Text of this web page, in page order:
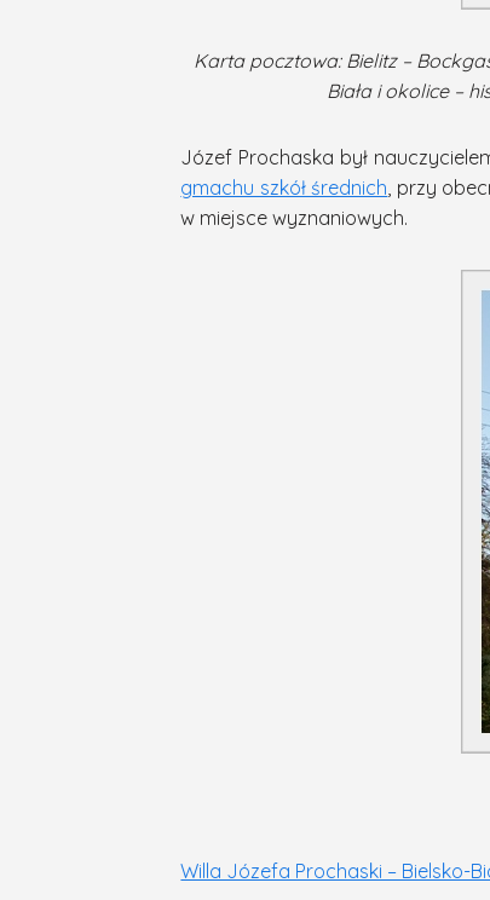
Karta pocztowa: Bielitz –
Biała i okolice –
Józef Prochaska był
gmachu szkół średnich, przy
w miejsce wyznaniowych.
Willa Józefa Prochaski – Bielsko-